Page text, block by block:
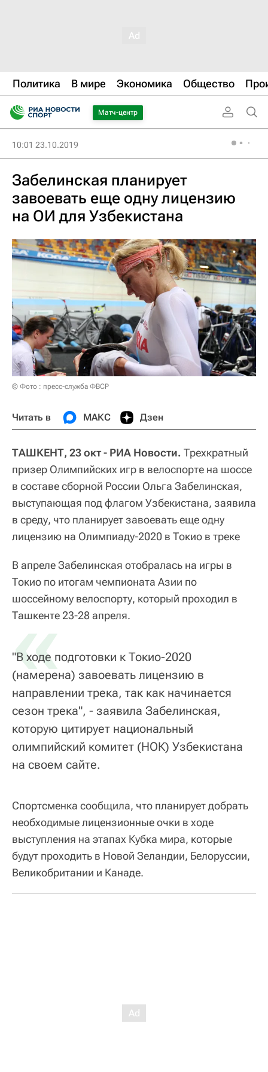
Политика В мире Экономика Общество
Матч-центр
10:01 23.10.2019
Забелинская планирует
завоевать еще одну лицензию
на ОИ для Узбекистана
© Фото : пресс-служба ФВСР
Читать в МАКС Дзен
ТАШКЕНТ, 23 окт - РИА Новости. Трехкратный
призер Олимпийских игр в велоспорте на шоссе
в составе сборной России Ольга Забелинская,
выступающая под флагом Узбекистана, заявила
в среду, что планирует завоевать еще одну
лицензию на Олимпиаду-2020 в Токио в треке
В апреле Забелинская отобралась на игры в
Токио по итогам чемпионата Азии по
шоссейному велоспорту, который проходил в
Ташкенте 23-28 апреля.
«
"В ходе подготовки к Токио-2020
(намерена) завоевать лицензию в
направлении трека, так как начинается
сезон трека", - заявила Забелинская,
которую цитирует национальный
олимпийский комитет (НОК) Узбекистана
на своем сайте.
Спортсменка сообщила, что планирует добрать
необходимые лицензионные очки в ходе
выступления на этапах Кубка мира, которые
будут проходить в Новой Зеландии, Белоруссии,
Великобритании и Канаде.